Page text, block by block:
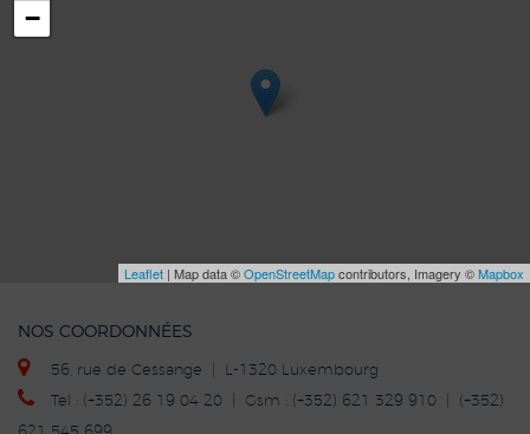
−
Leaflet | Map data ©OpenStreetMapcontributors, Imagery ©Mapbox
NOS COORDONNÉES
56, rue de Cessange | L-1320 Luxembourg
Tel : (+352) 26 19 04 20 | Gsm : (+352) 621 329 910 | (+352)